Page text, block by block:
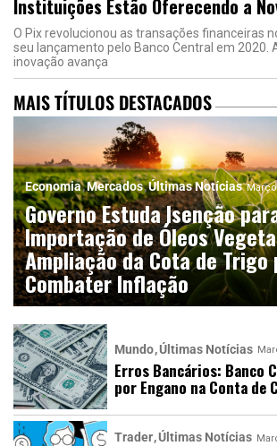
Instituições Estão Oferecendo a
O Pix revolucionou as transações financeiras
seu lançamento pelo Banco Central em 2020.
inovação avança
MAIS TÍTULOS DESTACADOS
Economia Mercados Últimas Notícias Março
Governo Estuda Isenção
Importação de Óleos
Ampliação da Cota de Trigo
Combater Inflação
Mundo Últimas Notícias
Erros Bancários: Banco
por Engano na Conta de
Trader Últimas Notícias